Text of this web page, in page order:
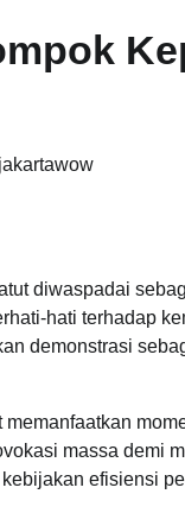
diwaspadai
hati terhadap
demonstrasi
massa demi
efisiensi